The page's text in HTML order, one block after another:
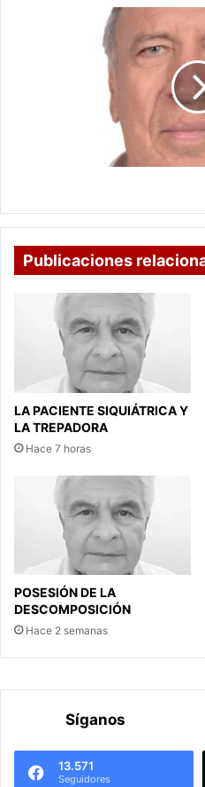
Publicaciones
LA PACIENTE SIQUIÁTRICA Y
LA TREPADORA
Hace 7 horas
POSESIÓN DE LA
DESCOMPOSICIÓN
Hace 2 semanas
Síganos
13.571
Seguidores